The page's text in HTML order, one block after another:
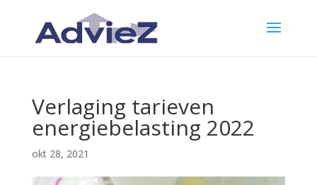
Verlaging tarieven
energiebelasting 2022
okt 28, 2021